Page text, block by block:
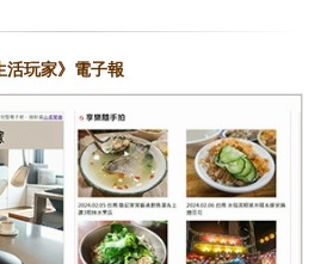
活玩家》電子報